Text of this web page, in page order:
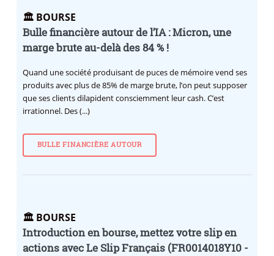
🏛️ BOURSE
Bulle financière autour de l’IA : Micron, une
marge brute au-delà des 84 % !
Quand une société produisant de puces de mémoire vend ses
produits avec plus de 85% de marge brute, l’on peut supposer
que ses clients dilapident consciemment leur cash. C’est
irrationnel. Des (...)
BULLE FINANCIÈRE AUTOUR
🏛️ BOURSE
Introduction en bourse, mettez votre slip en
actions avec Le Slip Français (FR0014018Y10 -